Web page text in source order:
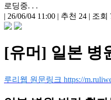
로딩중. . .
| 26/06/04 11:00 | 추천 24 | 조회
[유머] 일본 병
루리웹 원문링크 https://